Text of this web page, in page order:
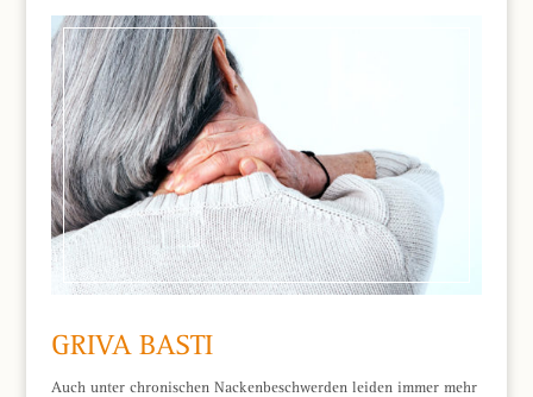
GRIVA BASTI
Auch unter chronischen Nackenbeschwerden leiden immer mehr